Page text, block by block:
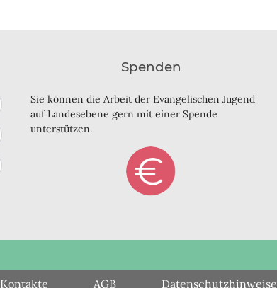
Spenden
Sie können die Arbeit der Evangelischen Jugend
auf Landesebene gern mit einer Spende
unterstützen.
Kontakte AGB Datenschutzhinweise